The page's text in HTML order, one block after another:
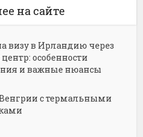
на сайте
визу в Ирландию через
особенности
и важные нюансы
с термальными